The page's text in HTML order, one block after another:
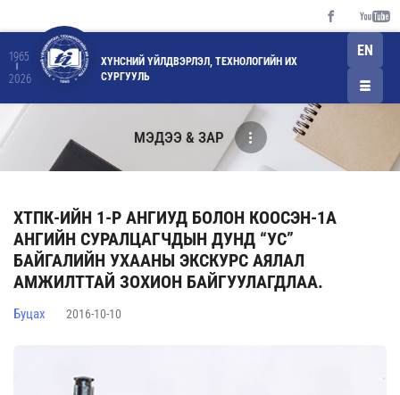
1965
2026
ХҮНСНИЙ ҮЙЛДВЭРЛЭЛ, ТЕХНОЛОГИЙН ИХ
СУРГУУЛЬ
EN
МЭДЭЭ & ЗАР
ХТПК-ИЙН 1-Р АНГИУД БОЛОН КООСЭН-1А
АНГИЙН СУРАЛЦАГЧДЫН ДУНД “УС”
БАЙГАЛИЙН УХААНЫ ЭКСКУРС АЯЛАЛ
АМЖИЛТТАЙ ЗОХИОН БАЙГУУЛАГДЛАА.
Буцах 2016-10-10